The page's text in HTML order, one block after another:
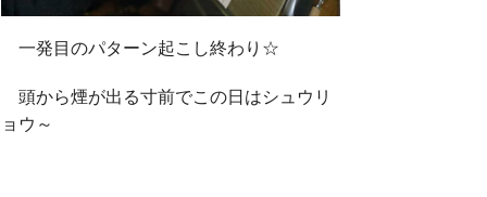
一発目のパターン起こし終わり☆
頭から煙が出る寸前でこの日はシュウリ
ョウ～